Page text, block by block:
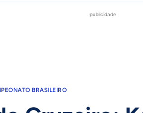
publicidade
BRASILEIRO